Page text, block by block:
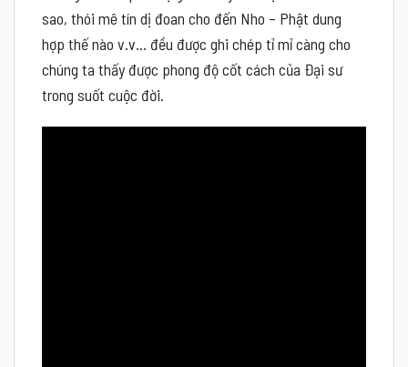
sao, thói mê tín dị đoan cho đến Nho – Phật dung
hợp thế nào v.v… đều được ghi chép tỉ mỉ càng cho
chúng ta thấy được phong độ cốt cách của Đại sư
trong suốt cuộc đời.